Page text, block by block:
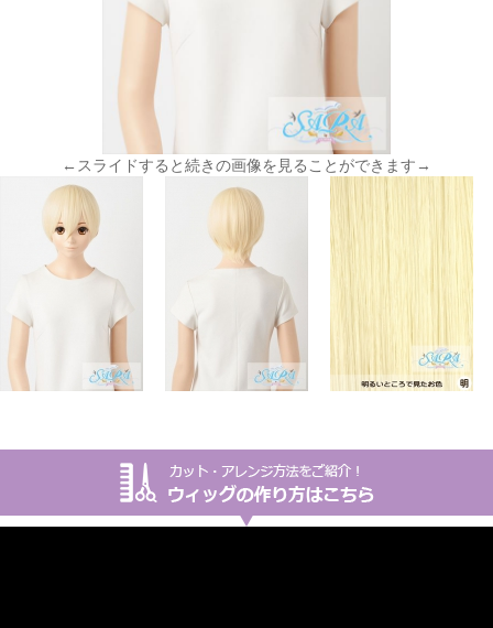
←スライドすると続きの画像を見ることができます→